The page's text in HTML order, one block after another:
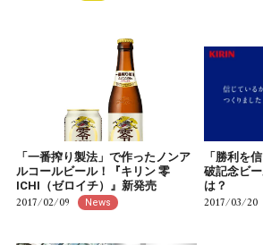
「一番搾り製法」で作ったノンア
ルコールビール！『キリン 零
ICHI（ゼロイチ）』新発売
2017/02/09 News
「勝利を
破記念ビ
は？
2017/03/20